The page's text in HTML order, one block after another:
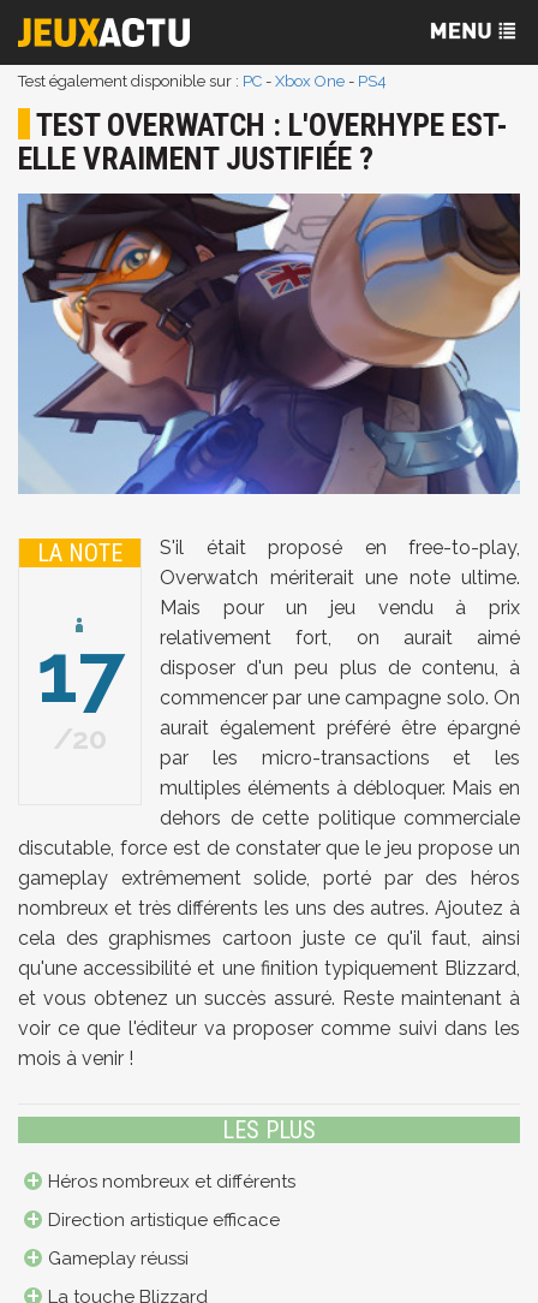
Test également disponible sur : PC - Xbox One - PS4
TEST OVERWATCH : L'OVERHYPE EST-
ELLE VRAIMENT JUSTIFIÉE ?
LA NOTE
17
20
S'il était proposé en free-to-play,
Overwatch mériterait une note ultime.
Mais pour un jeu vendu à prix
relativement fort, on aurait aimé
disposer d'un peu plus de contenu, à
commencer par une campagne solo. On
aurait également préféré être épargné
par les micro-transactions et les
multiples éléments à débloquer. Mais en
dehors de cette politique commerciale
discutable, force est de constater que le jeu propose un
gameplay extrêmement solide, porté par des héros
nombreux et très différents les uns des autres. Ajoutez à
cela des graphismes cartoon juste ce qu'il faut, ainsi
qu'une accessibilité et une finition typiquement Blizzard,
et vous obtenez un succès assuré. Reste maintenant à
voir ce que l'éditeur va proposer comme suivi dans les
mois à venir !
LES PLUS
Héros nombreux et différents
Direction artistique efficace
Gameplay réussi
La touche Blizzard